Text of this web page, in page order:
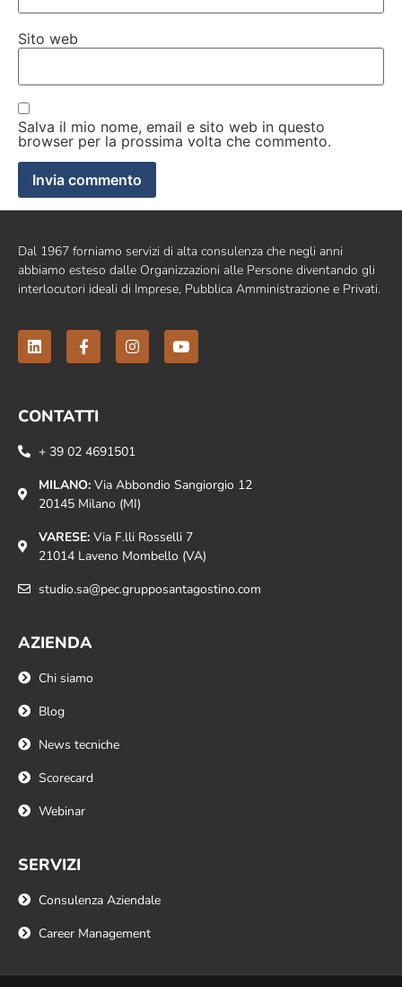
Sito web
Salva il mio nome, email e sito web in questo
browser per la prossima volta che commento.
Dal 1967 forniamo servizi di alta consulenza che negli anni
abbiamo esteso dalle Organizzazioni alle Persone diventando gli
interlocutori ideali di Imprese, Pubblica Amministrazione e Privati.
CONTATTI
+ 39 02 4691501
MILANO:Via Abbondio Sangiorgio 12
20145 Milano (MI)
VARESE:Via F.lli Rosselli 7
21014 Laveno Mombello (VA)
studio.sa@pec.grupposantagostino.com
AZIENDA
Chi siamo
Blog
News tecniche
Scorecard
Webinar
SERVIZI
Consulenza Aziendale
Career Management